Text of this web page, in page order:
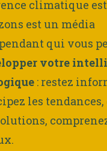
climatique
est un média
qui vous
votre
: restez
les tendances,